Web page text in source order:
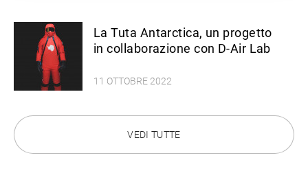
11 OTTOBRE 2022
La Tuta Antarctica, un progetto
in collaborazione con D-Air Lab
VEDI TUTTE